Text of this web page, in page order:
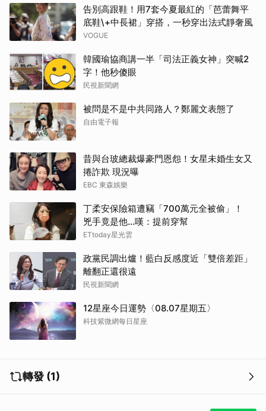
告別高跟鞋！用7套今夏最紅的「芭蕾舞平
底鞋\+中長裙」穿搭，一秒穿出法式靜奢風
VOGUE
韓國瑜協商講一半「司法正義女神」突喊2
字！他秒傻眼
民視新聞網
被問是不是中共同路人？鄭麗文表態了
自由電子報
昔與台玻總裁爆豪門恩怨！女星未婚生女又
捲詐欺 現況曝
EBC 東森娛樂
丁柔安保險箱遭竊「700萬元全被偷」！
兇手竟是他...嘆：提前穿幫
ETtoday星光雲
政黨民調出爐！藍白反感度近「雙倍差距」
離翻正還很遠
民視新聞網
12星座今日運勢〈08.07星期五〉
科技紫微網每日星座
轉發 (1)